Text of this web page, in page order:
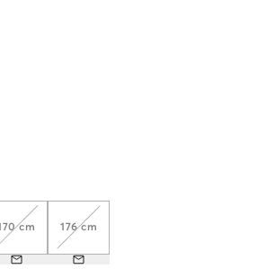
cm 176 cm